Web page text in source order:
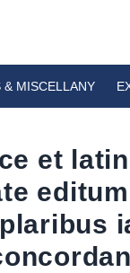
& MISCELLANY
et